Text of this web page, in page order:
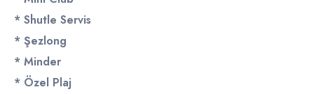
* Shutle Servis
* Şezlong
* Minder
* Özel Plaj